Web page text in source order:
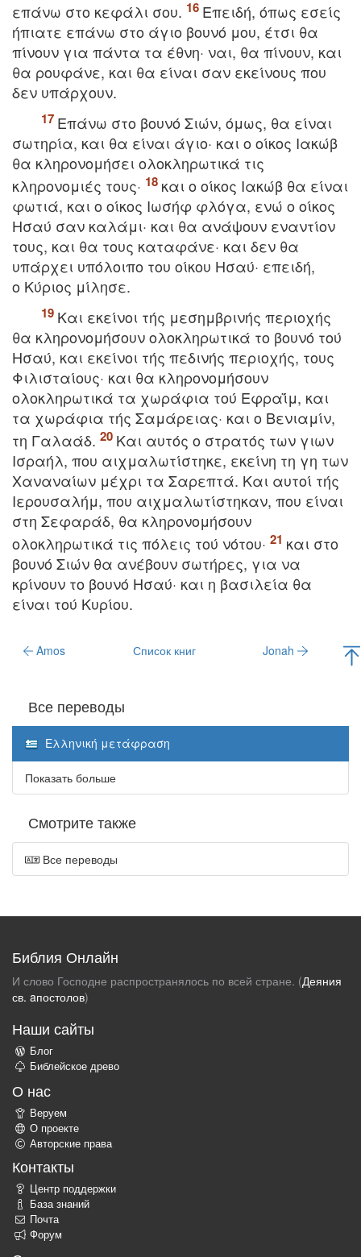
επάνω στο κεφάλι σου.
Eπειδή, όπως εσείς
ήπιατε επάνω στο άγιο βουνό μου, έτσι θα
πίνουν για πάντα τα έθνη· ναι, θα πίνουν, και
θα ρουφάνε, και θα είναι σαν εκείνους που
δεν υπάρχουν.
Eπάνω στο βουνό Σιών, όμως, θα είναι
σωτηρία, και θα είναι άγιο· και ο οίκος Iακώβ
θα κληρονομήσει ολοκληρωτικά τις
κληρονομιές τους·
και ο οίκος Iακώβ θα είναι
φωτιά, και ο οίκος Iωσήφ φλόγα, ενώ ο οίκος
Hσαύ σαν καλάμι· και θα ανάψουν εναντίον
τους, και θα τους καταφάνε· και δεν θα
υπάρχει υπόλοιπο του οίκου Hσαύ· επειδή,
ο Kύριος μίλησε.
Kαι εκείνοι τής μεσημβρινής περιοχής
θα κληρονομήσουν ολοκληρωτικά το βουνό τού
Hσαύ, και εκείνοι τής πεδινής περιοχής, τους
Φιλισταίους· και θα κληρονομήσουν
ολοκληρωτικά τα χωράφια τού Eφραΐμ, και
τα χωράφια τής Σαμάρειας· και ο Bενιαμίν,
τη Γαλαάδ.
Kαι αυτός ο στρατός των γιων
Iσραήλ, που αιχμαλωτίστηκε, εκείνη τη γη των
Xαναναίων μέχρι τα Σαρεπτά. Kαι αυτοί τής
Iερουσαλήμ, που αιχμαλωτίστηκαν, που είναι
στη Σεφαράδ, θα κληρονομήσουν
ολοκληρωτικά τις πόλεις τού νότου·
και στο
βουνό Σιών θα ανέβουν σωτήρες, για να
κρίνουν το βουνό Hσαύ· και η βασιλεία θα
είναι τού Kυρίου.
Amos Список книг Jonah
Все переводы
Ελληνική μετάφραση
Показать больше
Смотрите также
Все переводы
Библия Онлайн
И слово Господне распространялось по всей стране. (Деяния
св. aпостолов)
Наши сайты
Блог
Библейское древо
О нас
Веруем
О проекте
Авторские права
Контакты
Центр поддержки
База знаний
Почта
Форум